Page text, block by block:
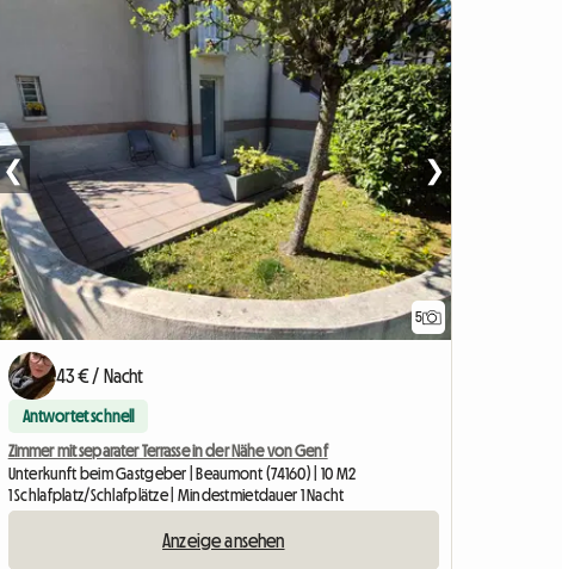
5
❮ ❯
43 € / Nacht
Antwortet schnell
Zimmer mit separater Terrasse in der Nähe von Genf
Unterkunft beim Gastgeber | Beaumont (74160) | 10 M2
1 Schlafplatz/Schlafplätze | Mindestmietdauer 1 Nacht
Anzeige ansehen